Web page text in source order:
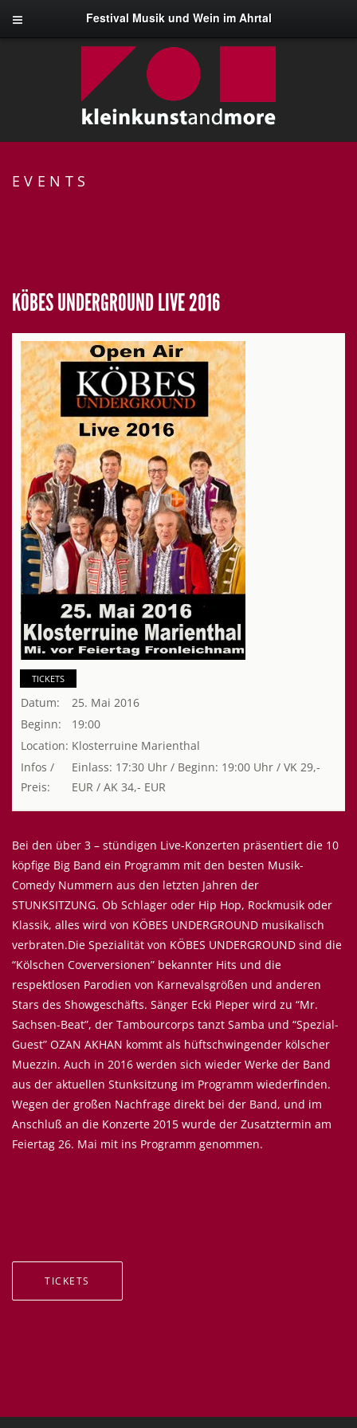
Festival Musik und Wein im Ahrtal
EVENTS
KÖBES UNDERGROUND LIVE 2016
TICKETS
Datum:
25. Mai 2016
Beginn:
19:00
Location: Klosterruine Marienthal
Infos /
Preis:
Einlass: 17:30 Uhr / Beginn: 19:00 Uhr / VK 29,-
EUR / AK 34,- EUR
Bei den über 3 – stündigen Live-Konzerten präsentiert die 10
köpfige Big Band ein Programm mit den besten Musik-
Comedy Nummern aus den letzten Jahren der
STUNKSITZUNG. Ob Schlager oder Hip Hop, Rockmusik oder
Klassik, alles wird von KÖBES UNDERGROUND musikalisch
verbraten.Die Spezialität von KÖBES UNDERGROUND sind die
“Kölschen Coverversionen” bekannter Hits und die
respektlosen Parodien von Karnevalsgrößen und anderen
Stars des Showgeschäfts. Sänger Ecki Pieper wird zu “Mr.
Sachsen-Beat”, der Tambourcorps tanzt Samba und “Spezial-
Guest” OZAN AKHAN kommt als hüftschwingender kölscher
Muezzin. Auch in 2016 werden sich wieder Werke der Band
aus der aktuellen Stunksitzung im Programm wiederfinden.
Wegen der großen Nachfrage direkt bei der Band, und im
Anschluß an die Konzerte 2015 wurde der Zusatztermin am
Feiertag 26. Mai mit ins Programm genommen.
TICKETS